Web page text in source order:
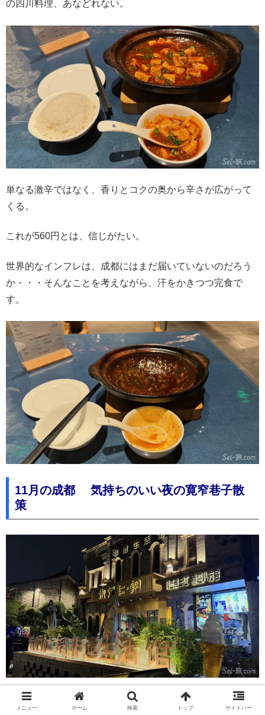
の四川料理、あなどれない。
単なる激辛ではなく、香りとコクの奥から辛さが広がって
くる。
これが560円とは、信じがたい。
世界的なインフレは、成都にはまだ届いていないのだろう
か・・・そんなことを考えながら、汗をかきつつ完食で
す。
11月の成都 気持ちのいい夜の寛窄巷子散
策
さて、ほてった身体を冷気が冷ましてくれる気持ちいい散
メニュー ホーム 検索 トップ サイドバー